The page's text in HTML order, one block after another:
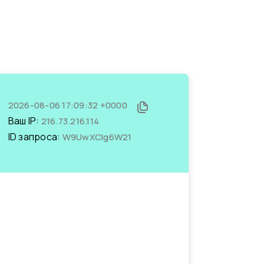
2026-08-06 17:09:32 +0000
Ваш IP: 216.73.216.114
ID запроса: W9UwXCIg6W21